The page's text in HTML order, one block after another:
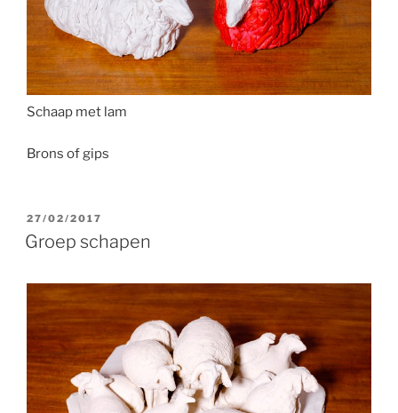
Schaap met lam
Brons of gips
GEPLAATST
OP
27/02/2017
Groep schapen